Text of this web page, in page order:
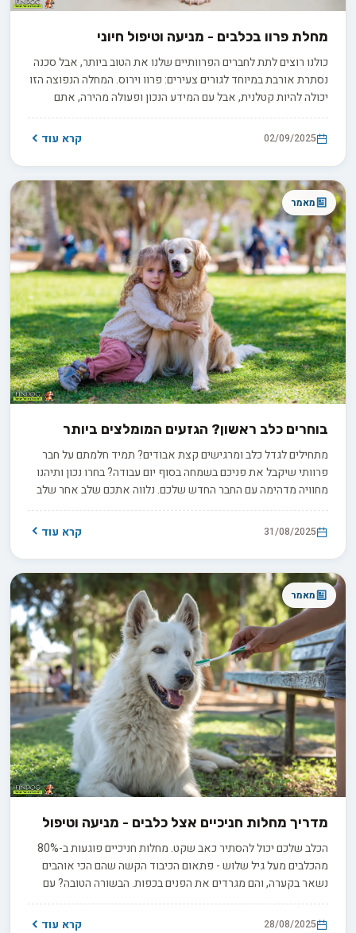
מחלת פרוו בכלבים - מניעה וטיפול חיוני
כולנו רוצים לתת לחברים הפרוותיים שלנו את הטוב ביותר, אבל סכנה
נסתרת אורבת במיוחד לגורים צעירים: פרוו וירוס. המחלה הנפוצה הזו
יכולה להיות קטלנית, אבל עם המידע הנכון ופעולה מהירה, אתם
יכולים להגן על הכלבים שלכם ואפילו להציל חיים.
02/09/2025 קרא עוד
מאמר
בוחרים כלב ראשון? הגזעים המומלצים ביותר
מתחילים לגדל כלב ומרגישים קצת אבודים? תמיד חלמתם על חבר
פרוותי שיקבל את פניכם בשמחה בסוף יום עבודה? בחרו נכון ותיהנו
מחוויה מדהימה עם החבר החדש שלכם. נלווה אתכם שלב אחר שלב
בבחירת גזעי כלבים המתאימים במיוחד למתחילים - בואו נתחיל עם
הגזעים הידידותיים ביותר.
31/08/2025 קרא עוד
מאמר
מדריך מחלות חניכיים אצל כלבים - מניעה וטיפול
הכלב שלכם יכול להסתיר כאב שקט. מחלות חניכיים פוגעות ב-80%
מהכלבים מעל גיל שלוש - פתאום הכיבוד הקשה שהם הכי אוהבים
נשאר בקערה, והם מגרדים את הפנים בכפות. הבשורה הטובה? עם
הזיהוי המוקדם והכלים הנכונים, תוכלו להבטיח לחברים הכי טובים
שלכם חיים בריאים וללא כאבים.
28/08/2025 קרא עוד